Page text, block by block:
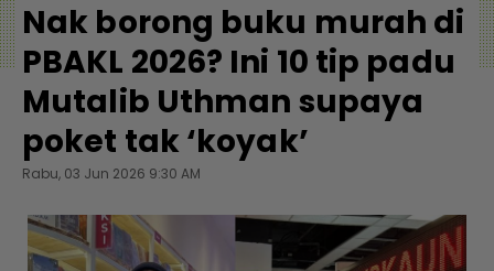
Nak borong buku murah di
PBAKL 2026? Ini 10 tip padu
Mutalib Uthman supaya
poket tak ‘koyak’
Rabu, 03 Jun 2026 9:30 AM